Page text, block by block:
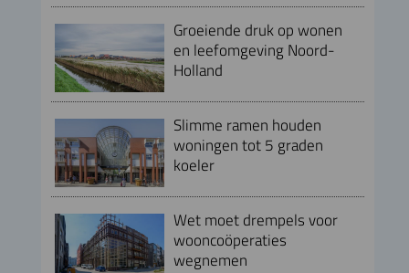
Groeiende druk op wonen
en leefomgeving Noord-
Holland
Slimme ramen houden
woningen tot 5 graden
koeler
Wet moet drempels voor
wooncoöperaties
wegnemen